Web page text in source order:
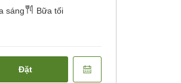
sáng Bữa tối
Đặt